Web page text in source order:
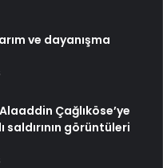
ve dayanışma
Çağlıköse’ye
saldırının görüntüleri